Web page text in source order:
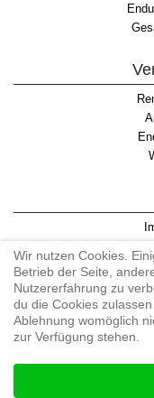
#enduroaustria,
Wir nutzen Cookies.
Betrieb der Seite,
Nutzererfahrung zu
du die Cookies
Ablehnung womöglich
zur Verfügung stehen.